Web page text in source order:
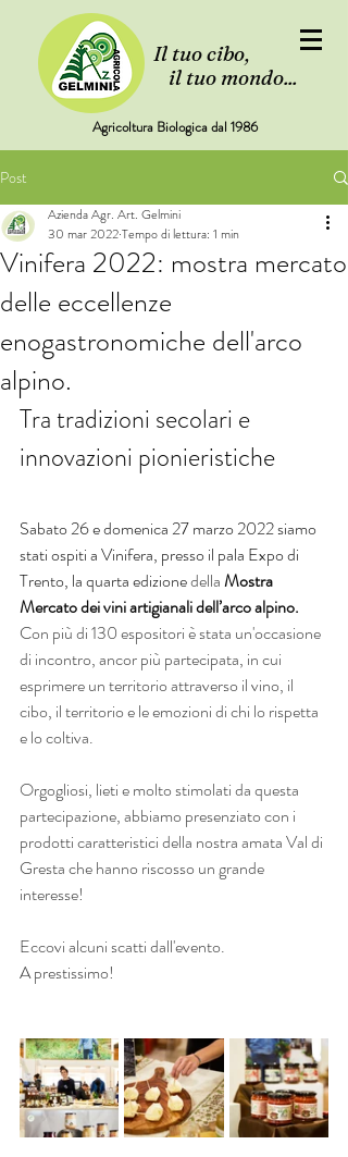
Il tuo cibo,
il tuo mondo...
Agricoltura Biologica dal 1986
Post
Vinifera 2022: mostra mercato
delle eccellenze
enogastronomiche dell'arco
alpino.
Azienda Agr. Art. Gelmini
30 mar 2022Tempo di lettura: 1 min
Tra tradizioni secolari e
innovazioni pionieristiche
Sabato 26 e domenica 27 marzo 2022 siamo
stati ospiti a Vinifera, presso il pala Expo di
Trento, la quarta edizione della Mostra
Mercato dei vini artigianali dell’arco alpino.
Con più di 130 espositori è stata un'occasione
di incontro, ancor più partecipata, in cui
esprimere un territorio attraverso il vino, il
cibo, il territorio e le emozioni di chi lo rispetta
e lo coltiva.
Orgogliosi, lieti e molto stimolati da questa
partecipazione, abbiamo presenziato con i
prodotti caratteristici della nostra amata Val di
Gresta che hanno riscosso un grande
interesse!
Eccovi alcuni scatti dall'evento.
A prestissimo!